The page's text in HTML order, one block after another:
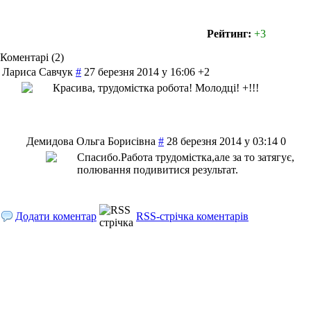
Рейтинг: +3
Коментарі (2)
Лариса Савчук # 27 березня 2014 у 16:06 +2
Красива, трудомістка робота! Молодці! +!!!
Демидова Ольга Борисівна # 28 березня 2014 у 03:14 0
Спасибо.Работа трудомістка,але за то затягує,
полювання подивитися результат.
Додати коментар RSS-стрічка коментарів